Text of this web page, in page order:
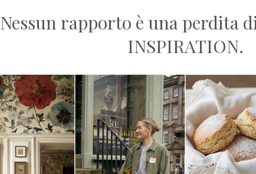
Nessun rapporto è una perdita
INSPIRATION.